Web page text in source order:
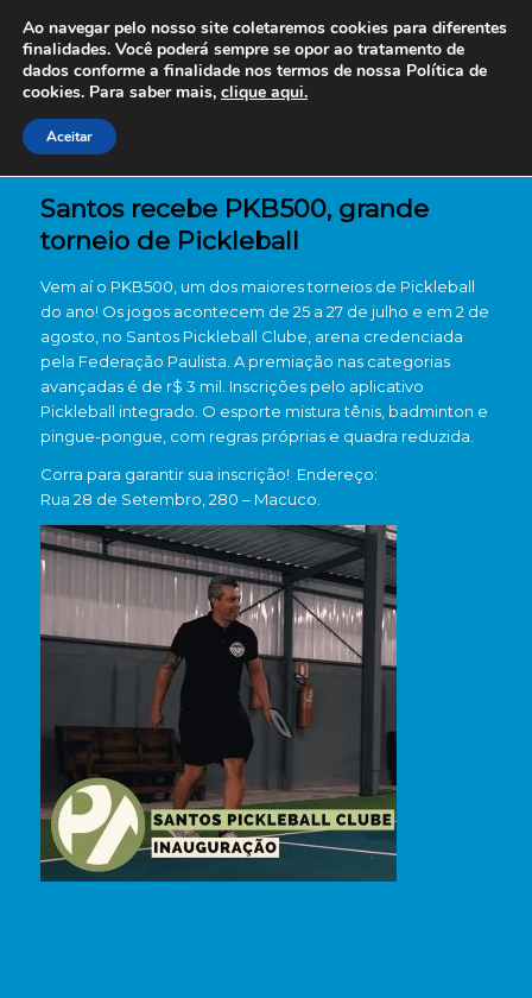
Santos recebe PKB500, grande
torneio de Pickleball
Vem aí o PKB500, um dos maiores torneios de Pickleball
do ano! Os jogos acontecem de 25 a 27 de julho e em 2 de
agosto, no Santos Pickleball Clube, arena credenciada
pela Federação Paulista. A premiação nas categorias
avançadas é de r$ 3 mil. Inscrições pelo aplicativo
Pickleball integrado. O esporte mistura tênis, badminton e
pingue-pongue, com regras próprias e quadra reduzida.
Corra para garantir sua inscrição! Endereço:
Rua 28 de Setembro, 280 – Macuco.
Ao navegar pelo nosso site coletaremos cookies para diferentes
finalidades. Você poderá sempre se opor ao tratamento de
dados conforme a finalidade nos termos de nossa Política de
cookies. Para saber mais, clique aqui.
Aceitar